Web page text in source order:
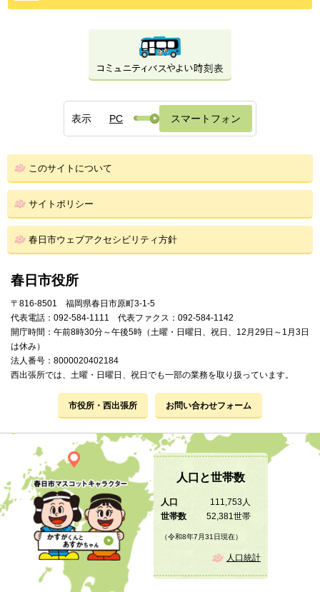
表示 PC スマートフォン
このサイトについて
サイトポリシー
春日市ウェブアクセシビリティ方針
春日市役所
〒816-8501 福岡県春日市原町3-1-5
代表電話：092-584-1111 代表ファクス：092-584-1142
開庁時間：午前8時30分～午後5時（土曜・日曜日、祝日、12月29日～1月3日
は休み）
法人番号：8000020402184
西出張所では、土曜・日曜日、祝日でも一部の業務を取り扱っています。
市役所・西出張所 お問い合わせフォーム
人口と世帯数
人口
111,753人
世帯数
52,381世帯
（令和8年7月31日現在）
人口統計